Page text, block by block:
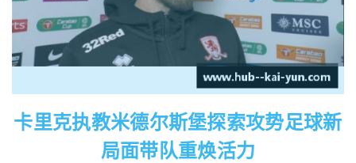
卡里克执教米德尔斯堡探索攻势足球新
局面带队重焕活力